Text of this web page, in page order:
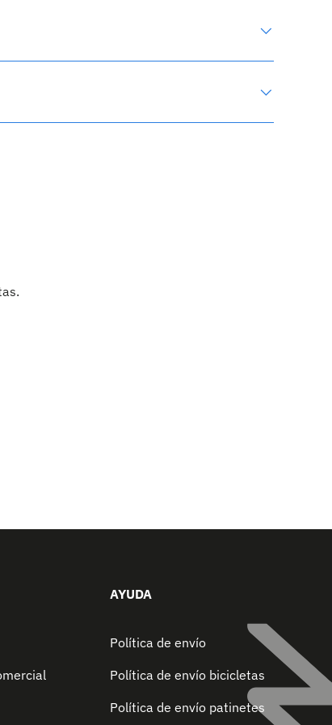
AYUDA
Política de envío
Política de envío bicicletas
Política de envío patinetes